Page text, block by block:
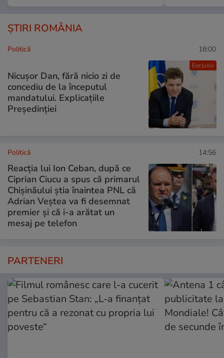
ȘTIRI ROMÂNIA
Exclusiv
Politică 18:00
Nicușor Dan, fără nicio zi de
concediu de la începutul
mandatului. Explicațiile
Președinției
Politică 14:56
Reacția lui Ion Ceban, după ce
Ciprian Ciucu a spus că primarul
Chișinăului știa înaintea PNL că
Adrian Veștea va fi desemnat
premier și că i-a arătat un
mesaj pe telefon
PARTENERI